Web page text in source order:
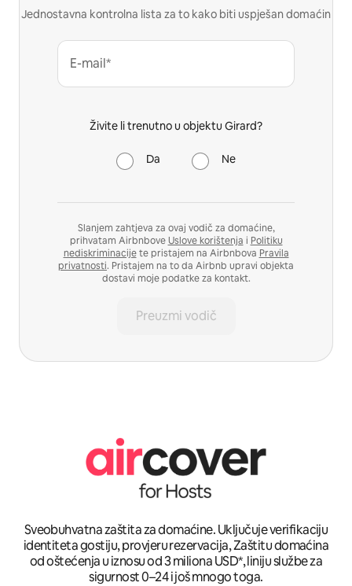
Jednostavna kontrolna lista za to kako biti uspješan domaćin
E-mail*
Živite li trenutno u objektu Girard?
Da Ne
Slanjem zahtjeva za ovaj vodič za domaćine,
prihvatam AirbnboveUslove korištenja i Politiku
nediskriminacijete pristajem na Airbnbova Pravila
privatnosti. Pristajem na to da Airbnb upravi objekta
dostavi moje podatke za kontakt.
Preuzmi vodič
Sveobuhvatna zaštita za domaćine. Uključuje verifikaciju
identiteta gostiju, provjeru rezervacija, Zaštitu domaćina
od oštećenja u iznosu od 3 miliona USD*, liniju službe za
sigurnost 0–24 i još mnogo toga.